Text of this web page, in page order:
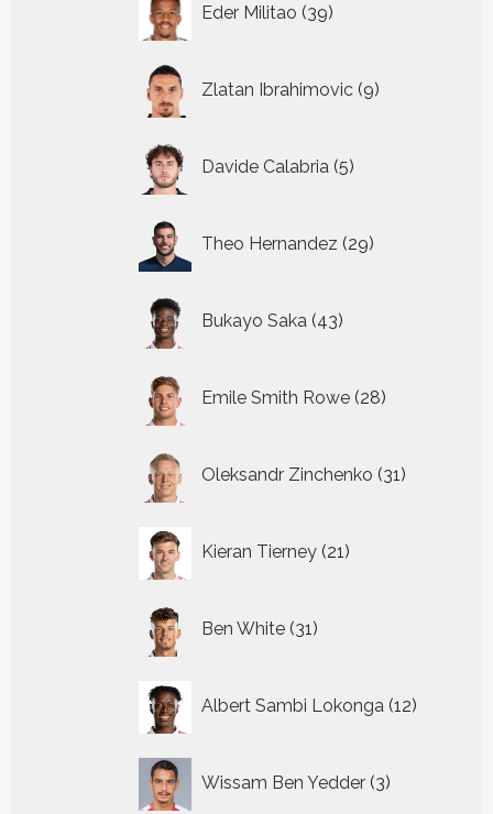
Eder Militao 39
producten
Zlatan Ibrahimovic 9
producten
Davide Calabria 5
producten
Theo Hernandez 29
producten
Bukayo Saka 43
producten
Emile Smith Rowe 28
producten
Oleksandr Zinchenko 31
producten
Kieran Tierney 21
producten
Ben White 31
producten
Albert Sambi Lokonga 12
Wissam Ben Yedder 3
producten